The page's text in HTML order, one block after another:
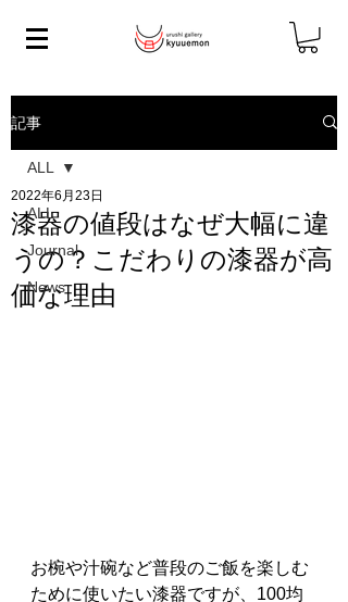
記事
ALL
Journal
News
ALL
漆器の値段はなぜ大幅に違
うの？こだわりの漆器が高
価な理由
2022年6月23日
お椀や汁碗など普段のご飯を楽しむ
ために使いたい漆器ですが、100均